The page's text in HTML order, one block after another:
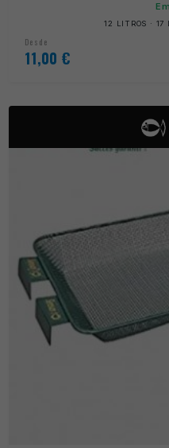
12 LITROS · 17
Desde
11,00 €